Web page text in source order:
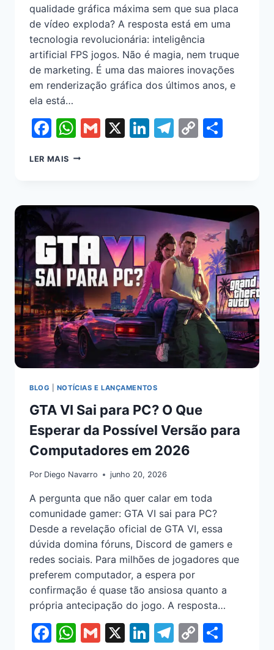
qualidade gráfica máxima sem que sua placa
de vídeo exploda? A resposta está em uma
tecnologia revolucionária: inteligência
artificial FPS jogos. Não é magia, nem truque
de marketing. É uma das maiores inovações
em renderização gráfica dos últimos anos, e
ela está…
Facebook
WhatsApp
Gmail
X LinkedIn
Telegram
Copy
LER MAIS
BLOG NOTÍCIAS E LANÇAMENTOS
GTA VI Sai para PC? O Que
Esperar da Possível Versão para
Computadores em 2026
Por Diego Navarro junho 20, 2026
A pergunta que não quer calar em toda
comunidade gamer: GTA VI sai para PC?
Desde a revelação oficial de GTA VI, essa
dúvida domina fóruns, Discord de gamers e
redes sociais. Para milhões de jogadores que
preferem computador, a espera por
confirmação é quase tão ansiosa quanto a
própria antecipação do jogo. A resposta…
Facebook
WhatsApp
Gmail
X LinkedIn
Telegram
Copy